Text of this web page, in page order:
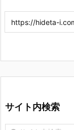
サイト内検索